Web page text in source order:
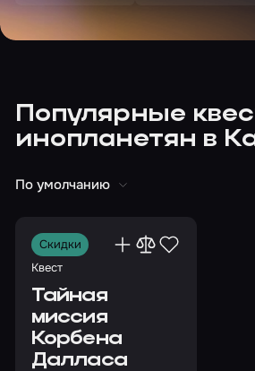
Популярные
инопланетян в
По умолчанию
Скидки
Квест
Тайная
миссия
Корбена
Далласа